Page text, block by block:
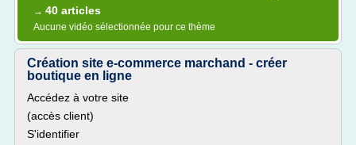
→ 40 articles
Aucune vidéo sélectionnée pour ce thème
Création site e-commerce marchand - créer
boutique en ligne
Accédez à votre site
(accès client)
S'identifier